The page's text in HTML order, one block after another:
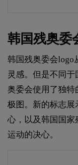
韩国残奥委
韩国残奥委会logo
灵感。但是不同
奥委会使用了独
极图。新的标志
心，以及韩国国家
运动的决心。